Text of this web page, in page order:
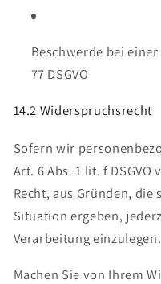
Beschwerde bei
77 DSGVO
14.2 Widerspruchsrecht
Sofern wir
Art. 6 Abs. 1 lit. f
Recht, aus Gründen,
Situation ergeben,
Verarbeitung einzulegen.
Machen Sie von Ihrem